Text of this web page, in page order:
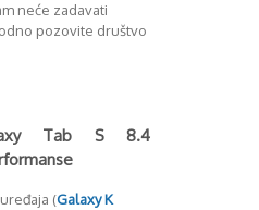
neće zadavati
pozovite društvo
Tab S 8.4
(Galaxy K